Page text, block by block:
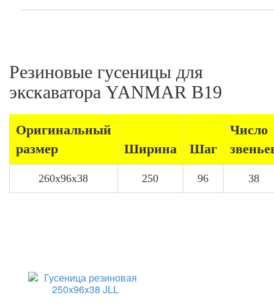
Резиновые гусеницы для
экскаватора YANMAR B19
Оригинальный
размер
Ширина Шаг
Число
260x96x38 250 96 38